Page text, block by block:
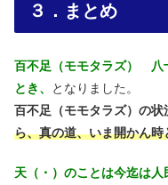
３．まとめ
百不足（モモタラズ） 八
とき、
となりました。
百不足（モモタラズ）の状
ら、真の道、いま開かん
天（・）のことは今迄は